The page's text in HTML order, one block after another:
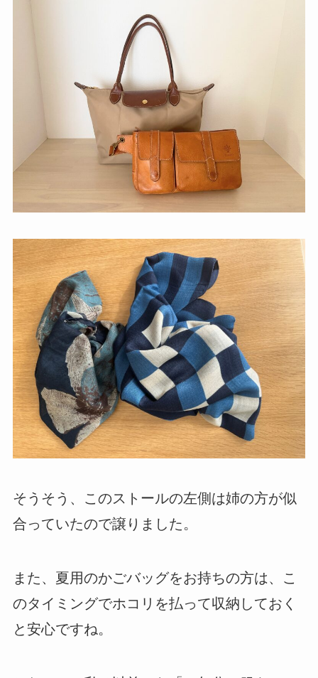
そうそう、このストールの左側は姉の方が似
合っていたので譲りました。
また、夏用のかごバッグをお持ちの方は、こ
のタイミングでホコリを払って収納しておく
と安心ですね。